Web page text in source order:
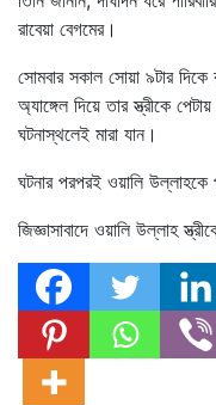
রাবেয়া বেগমের।
সোমবার সকাল সোয়া ৯টার দিকে
অ্যাঙ্গেল দিয়ে তার স্ত্রীকে
ঘটনাস্থলেই মারা যান।
ঘটনার পরপরই ওয়ালি
জিজ্ঞাসাবাদে ওয়ালি উল্লাহ